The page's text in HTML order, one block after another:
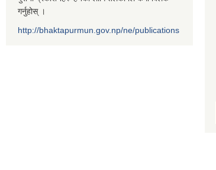
गर्नुहोस् ।
http://bhaktapurmun.gov.np/ne/publications